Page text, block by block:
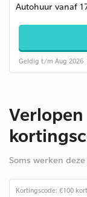
Autohuur vanaf
Geldig t/m Aug 2026
Soms werken
Kortingscode: €100